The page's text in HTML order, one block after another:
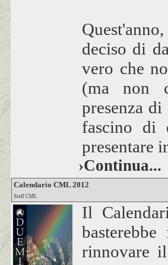
deciso di
vero che
(ma non
presenza
fascino di
presentare
›Continua...
Calendario CML 2012
Staff CML
Il
rinnovare